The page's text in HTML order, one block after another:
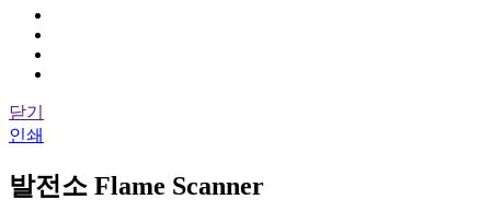
닫기
인쇄
발전소 Flame Scanner